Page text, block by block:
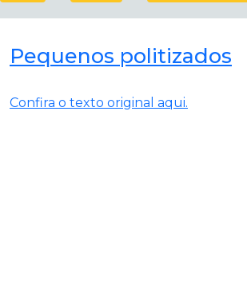
Pequenos politizados
Confira o texto original aqui.